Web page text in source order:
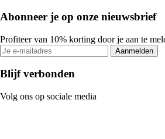
Abonneer je op onze nieuwsbrief
Profiteer van 10% korting door je aan te
Aanmelden
Blijf verbonden
Volg ons op sociale media